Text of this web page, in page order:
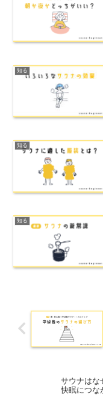
知る
知る
知る
サウナはな
快眠につな